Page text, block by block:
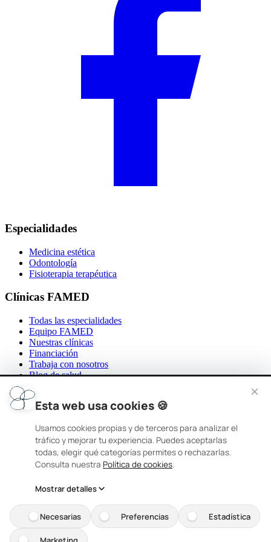
Especialidades
Medicina estética
Odontología
Fisioterapia terapéutica
Clínicas FAMED
Todas las especialidades
Equipo FAMED
Nuestras clínicas
Financiación
Trabaja con nosotros
Blog de salud
Nuestras clínicas
FAMED Coslada
C/ de los Almendros, 3, 28821 Coslada, Madrid
L-V: 10:00–14:00 y 15:00–19:00
FAMED Torrelodones
C/ Juan Van Halen, 9, 28250 Torrelodones, Madrid
Esta web usa cookies 🍪
Usamos cookies propias y de terceros para analizar el
tráfico y mejorar tu experiencia. Puedes aceptarlas
todas, elegir qué categorías permites o rechazarlas.
Consulta nuestra Política de cookies
Mostrar detalles
Necesarias Preferencias Estadística